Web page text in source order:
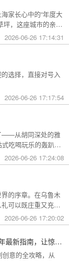
家长心中的“年度大
坪，这座城市的亲子
了，选择也成了难
儿童生日派对场
2026-06-26 17:14:31
选择，直接对号入
2026-06-26 17:17:54
——从胡同深处的雅
吃喝玩乐的轰趴别
找到最心仪的那一
号入座就行。
2026-06-26 17:24:08
的序章。在乌鲁木
可以既庄重又充满
现代派对的多种可
2026-06-26 17:20:02
广州生日布置策划创意全攻略：2026年最新指南，让惊喜成为最难忘的记忆
意的全攻略，从